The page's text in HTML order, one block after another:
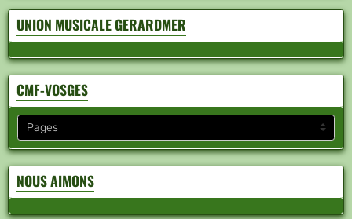
UNION MUSICALE GERARDMER
CMF-VOSGES
NOUS AIMONS